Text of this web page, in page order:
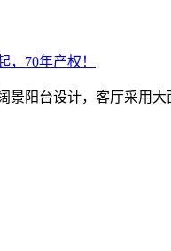
，70年产权！
阳台设计，客厅采用大